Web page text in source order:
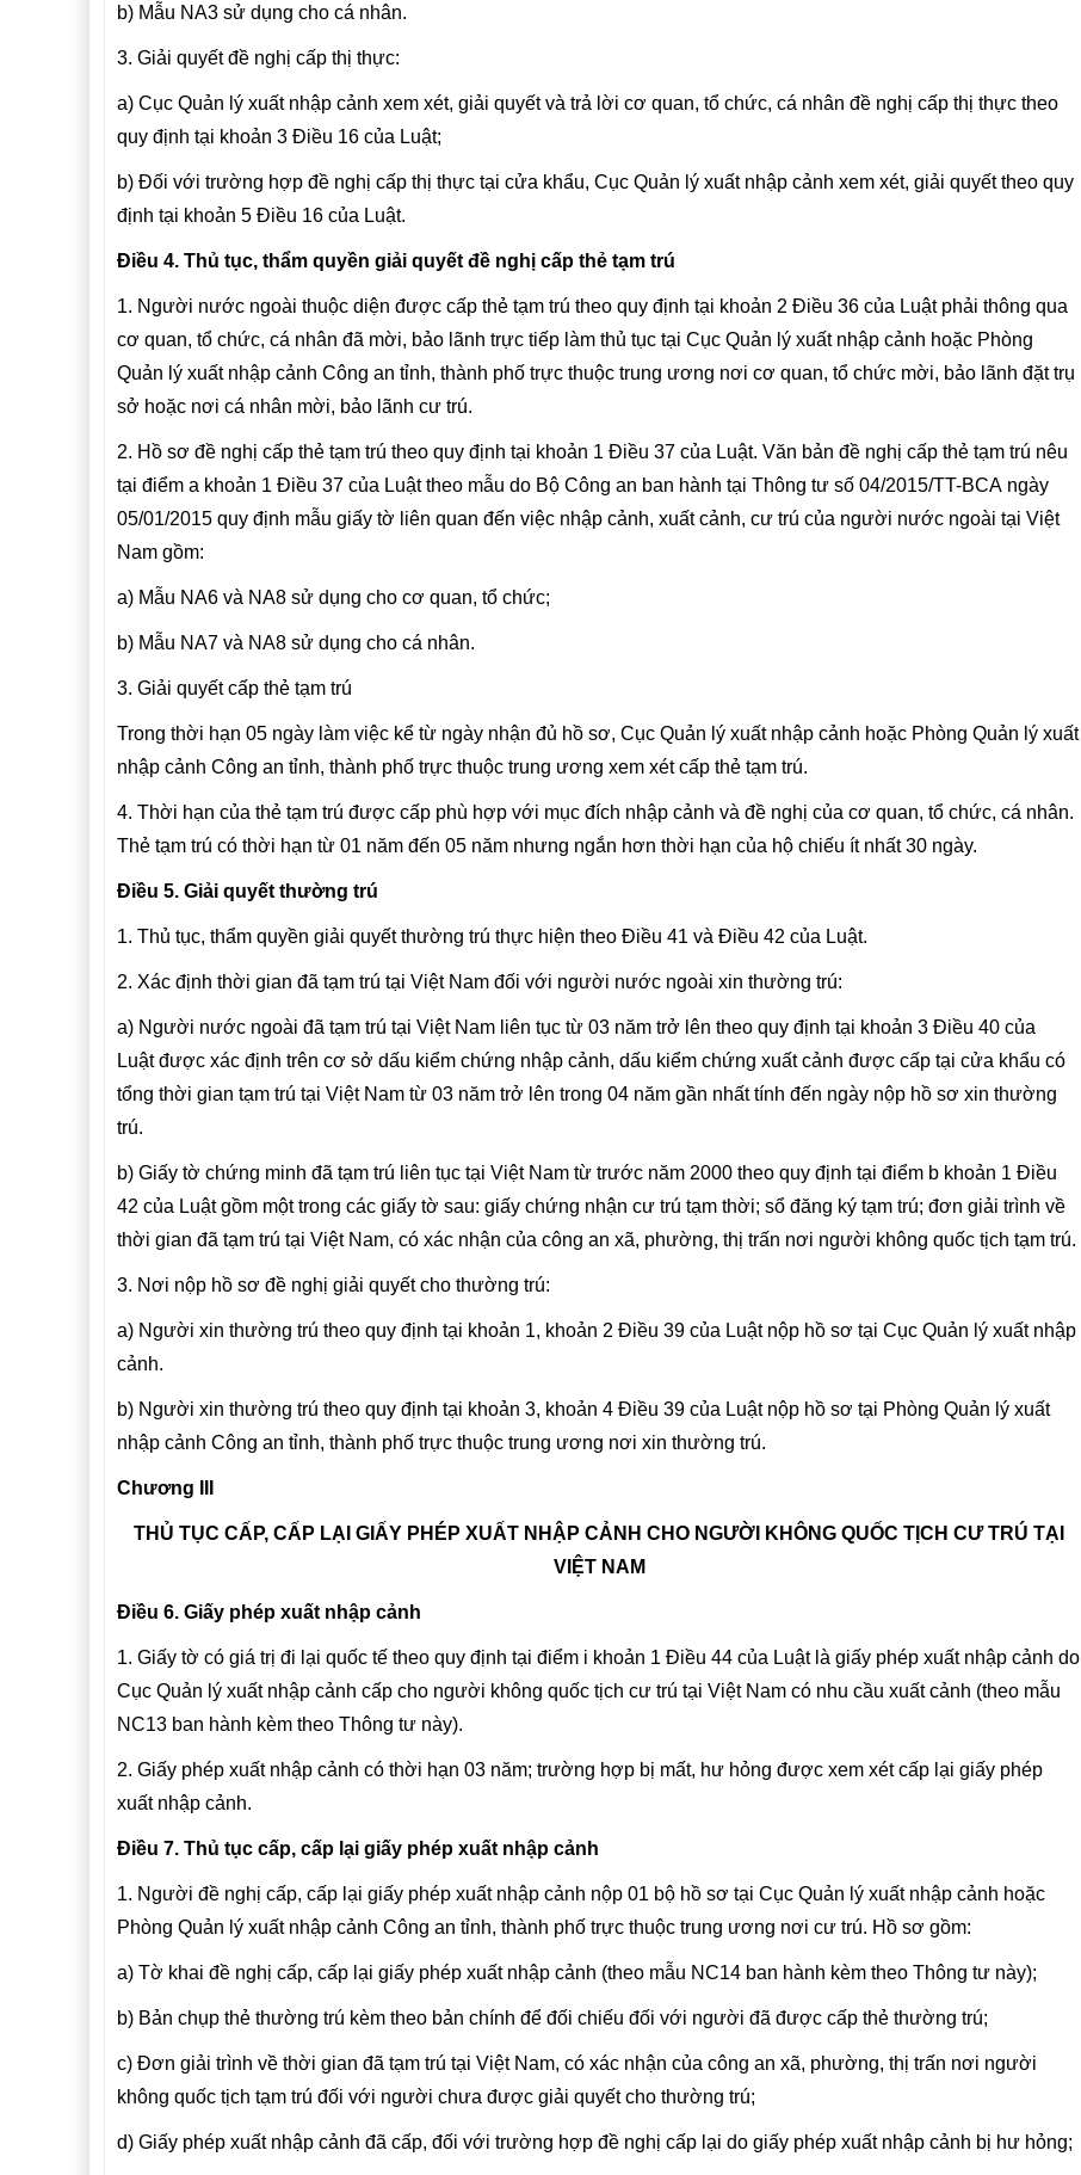
b) Mẫu NA3 sử dụng cho cá nhân.
3. Giải quyết đề nghị cấp thị thực:
a) Cục Quản lý xuất nhập cảnh xem xét, giải quyết và trả lời cơ quan, tổ chức, cá nhân đề nghị cấp thị thực theo
quy định tại khoản 3 Điều 16 của Luật;
b) Đối với trường hợp đề nghị cấp thị thực tại cửa khẩu, Cục Quản lý xuất nhập cảnh xem xét, giải quyết theo quy
định tại khoản 5 Điều 16 của Luật.
Điều 4. Thủ tục, thẩm quyền giải quyết đề nghị cấp thẻ tạm trú
1. Người nước ngoài thuộc diện được cấp thẻ tạm trú theo quy định tại khoản 2 Điều 36 của Luật phải thông qua
cơ quan, tổ chức, cá nhân đã mời, bảo lãnh trực tiếp làm thủ tục tại Cục Quản lý xuất nhập cảnh hoặc Phòng
Quản lý xuất nhập cảnh Công an tỉnh, thành phố trực thuộc trung ương nơi cơ quan, tổ chức mời, bảo lãnh đặt trụ
sở hoặc nơi cá nhân mời, bảo lãnh cư trú.
2. Hồ sơ đề nghị cấp thẻ tạm trú theo quy định tại khoản 1 Điều 37 của Luật. Văn bản đề nghị cấp thẻ tạm trú nêu
tại điểm a khoản 1 Điều 37 của Luật theo mẫu do Bộ Công an ban hành tại Thông tư số 04/2015/TT-BCA ngày
05/01/2015 quy định mẫu giấy tờ liên quan đến việc nhập cảnh, xuất cảnh, cư trú của người nước ngoài tại Việt
Nam gồm:
a) Mẫu NA6 và NA8 sử dụng cho cơ quan, tổ chức;
b) Mẫu NA7 và NA8 sử dụng cho cá nhân.
3. Giải quyết cấp thẻ tạm trú
Trong thời hạn 05 ngày làm việc kể từ ngày nhận đủ hồ sơ, Cục Quản lý xuất nhập cảnh hoặc Phòng Quản lý xuất
nhập cảnh Công an tỉnh, thành phố trực thuộc trung ương xem xét cấp thẻ tạm trú.
4. Thời hạn của thẻ tạm trú được cấp phù hợp với mục đích nhập cảnh và đề nghị của cơ quan, tổ chức, cá nhân.
Thẻ tạm trú có thời hạn từ 01 năm đến 05 năm nhưng ngắn hơn thời hạn của hộ chiếu ít nhất 30 ngày.
Điều 5. Giải quyết thường trú
1. Thủ tục, thẩm quyền giải quyết thường trú thực hiện theo Điều 41 và Điều 42 của Luật.
2. Xác định thời gian đã tạm trú tại Việt Nam đối với người nước ngoài xin thường trú:
a) Người nước ngoài đã tạm trú tại Việt Nam liên tục từ 03 năm trở lên theo quy định tại khoản 3 Điều 40 của
Luật được xác định trên cơ sở dấu kiểm chứng nhập cảnh, dấu kiểm chứng xuất cảnh được cấp tại cửa khẩu có
tổng thời gian tạm trú tại Việt Nam từ 03 năm trở lên trong 04 năm gần nhất tính đến ngày nộp hồ sơ xin thường
trú.
b) Giấy tờ chứng minh đã tạm trú liên tục tại Việt Nam từ trước năm 2000 theo quy định tại điểm b khoản 1 Điều
42 của Luật gồm một trong các giấy tờ sau: giấy chứng nhận cư trú tạm thời; sổ đăng ký tạm trú; đơn giải trình về
thời gian đã tạm trú tại Việt Nam, có xác nhận của công an xã, phường, thị trấn nơi người không quốc tịch tạm trú.
3. Nơi nộp hồ sơ đề nghị giải quyết cho thường trú:
a) Người xin thường trú theo quy định tại khoản 1, khoản 2 Điều 39 của Luật nộp hồ sơ tại Cục Quản lý xuất nhập
cảnh.
b) Người xin thường trú theo quy định tại khoản 3, khoản 4 Điều 39 của Luật nộp hồ sơ tại Phòng Quản lý xuất
nhập cảnh Công an tỉnh, thành phố trực thuộc trung ương nơi xin thường trú.
Chương III
THỦ TỤC CẤP, CẤP LẠI GIẤY PHÉP XUẤT NHẬP CẢNH CHO NGƯỜI KHÔNG QUỐC TỊCH CƯ TRÚ TẠI
VIỆT NAM
Điều 6. Giấy phép xuất nhập cảnh
1. Giấy tờ có giá trị đi lại quốc tế theo quy định tại điểm i khoản 1 Điều 44 của Luật là giấy phép xuất nhập cảnh do
Cục Quản lý xuất nhập cảnh cấp cho người không quốc tịch cư trú tại Việt Nam có nhu cầu xuất cảnh (theo mẫu
NC13 ban hành kèm theo Thông tư này).
2. Giấy phép xuất nhập cảnh có thời hạn 03 năm; trường hợp bị mất, hư hỏng được xem xét cấp lại giấy phép
xuất nhập cảnh.
Điều 7. Thủ tục cấp, cấp lại giấy phép xuất nhập cảnh
1. Người đề nghị cấp, cấp lại giấy phép xuất nhập cảnh nộp 01 bộ hồ sơ tại Cục Quản lý xuất nhập cảnh hoặc
Phòng Quản lý xuất nhập cảnh Công an tỉnh, thành phố trực thuộc trung ương nơi cư trú. Hồ sơ gồm:
a) Tờ khai đề nghị cấp, cấp lại giấy phép xuất nhập cảnh (theo mẫu NC14 ban hành kèm theo Thông tư này);
b) Bản chụp thẻ thường trú kèm theo bản chính để đối chiếu đối với người đã được cấp thẻ thường trú;
c) Đơn giải trình về thời gian đã tạm trú tại Việt Nam, có xác nhận của công an xã, phường, thị trấn nơi người
không quốc tịch tạm trú đối với người chưa được giải quyết cho thường trú;
d) Giấy phép xuất nhập cảnh đã cấp, đối với trường hợp đề nghị cấp lại do giấy phép xuất nhập cảnh bị hư hỏng;